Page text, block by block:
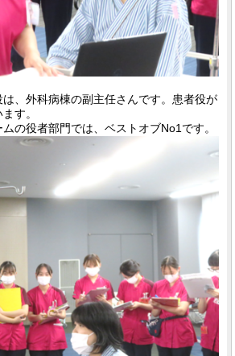
、外科病棟の副主任さんです。患者役が
す。
の役者部門では、ベストオブNo1です。